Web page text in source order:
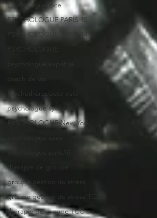
psychologue nice
PSYCHOLOGUE PARIS 15
PSYCHOLOGUE PARIS 14
coach de vie
Psychothérapeute visio
psychologue sydney
PYSCHOLOGUE New York
psychologue paris16
thérapie de groupe
groupe gestion du stress
groupe gestion du stress TCC
thérapie de groupe TCC en